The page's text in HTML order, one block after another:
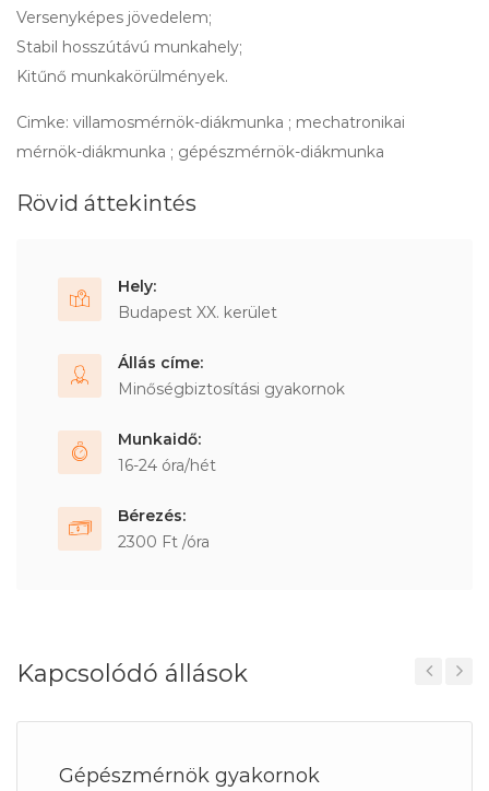
Versenyképes jövedelem;
Stabil hosszútávú munkahely;
Kitűnő munkakörülmények.
Cimke: villamosmérnök-diákmunka ; mechatronikai
mérnök-diákmunka ; gépészmérnök-diákmunka
Rövid áttekintés
Hely:
Budapest XX. kerület
Állás címe:
Minőségbiztosítási gyakornok
Munkaidő:
16-24 óra/hét
Bérezés:
2300 Ft /óra
Kapcsolódó állások
Gépészmérnök gyakornok